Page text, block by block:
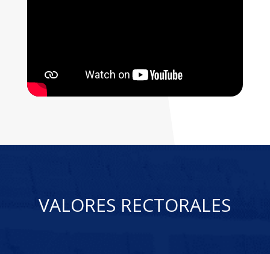
VALORES RECTORALES